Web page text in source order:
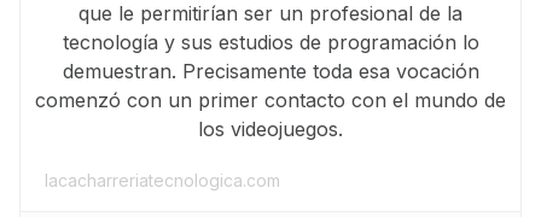
que le permitirían ser un profesional de la
tecnología y sus estudios de programación lo
demuestran. Precisamente toda esa vocación
comenzó con un primer contacto con el mundo de
los videojuegos.
lacacharreriatecnologica.com